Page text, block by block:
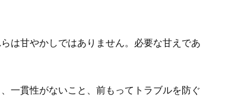
は甘やかしではありません。必要な甘えであ
一貫性がないこと、前もってトラブルを防ぐ